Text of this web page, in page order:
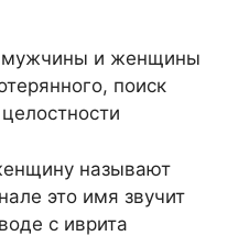
мужчины и женщины
поиск
называют
это имя звучит
с иврита